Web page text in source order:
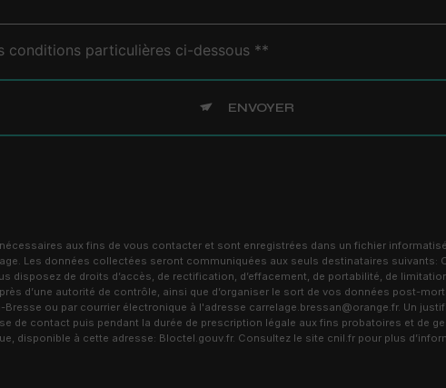
conditions particulières ci-dessous **
ENVOYER
aux fins de vous contacter et sont enregistrées dans un fichier
Les données collectées seront communiquées aux seuls destinataires suivants:
disposez de droits d’accès, de rectification, d’effacement, de portabilité, de
d’une autorité de contrôle, ainsi que d’organiser le sort de vos données post-
ou par courrier électronique à l'adresse carrelage.bressan@orange.fr. Un
de contact puis pendant la durée de prescription légale aux fins probatoires et de
disponible à cette adresse: Bloctel.gouv.fr. Consultez le site cnil.fr pour plus